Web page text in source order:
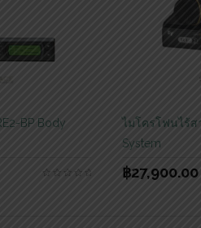
BP Body
ไมโครโฟนไร้ส
System
฿27,900.00